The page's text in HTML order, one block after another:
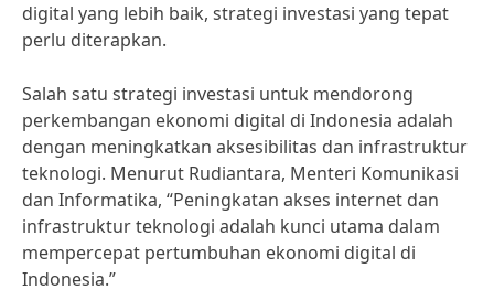
digital yang lebih baik, strategi investasi yang tepat
perlu diterapkan.
Salah satu strategi investasi untuk mendorong
perkembangan ekonomi digital di Indonesia adalah
dengan meningkatkan aksesibilitas dan infrastruktur
teknologi. Menurut Rudiantara, Menteri Komunikasi
dan Informatika, “Peningkatan akses internet dan
infrastruktur teknologi adalah kunci utama dalam
mempercepat pertumbuhan ekonomi digital di
Indonesia.”